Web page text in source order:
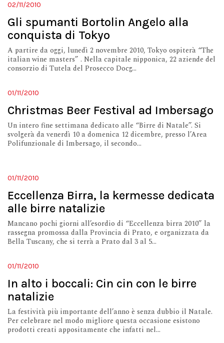
02/11/2010
Gli spumanti Bortolin Angelo alla
conquista di Tokyo
A partire da oggi, lunedì 2 novembre 2010, Tokyo ospiterà “The
italian wine masters” . Nella capitale nipponica, 22 aziende del
consorzio di Tutela del Prosecco Docg...
01/11/2010
Christmas Beer Festival ad Imbersago
Un intero fine settimana dedicato alle “Birre di Natale”. Si
svolgerà da venerdì 10 a domenica 12 dicembre, presso l’Area
Polifunzionale di Imbersago, il secondo...
01/11/2010
Eccellenza Birra, la kermesse dedicata
alle birre natalizie
Mancano pochi giorni all’esordio di “Eccellenza birra 2010” la
rassegna promossa dalla Provincia di Prato, e organizzata da
Bella Tuscany, che si terrà a Prato dal 3 al 5...
01/11/2010
In alto i boccali: Cin cin con le birre
natalizie
La festività più importante dell’anno è senza dubbio il Natale.
Per celebrare nel modo migliore questa occasione esistono
prodotti creati appositamente che infatti nel...